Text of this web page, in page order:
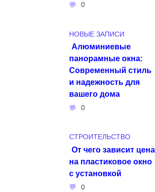
0
НОВЫЕ ЗАПИСИ
Алюминиевые
панорамные окна:
Современный стиль
и надежность для
вашего дома
0
СТРОИТЕЛЬСТВО
От чего зависит цена
на пластиковое окно
с установкой
0